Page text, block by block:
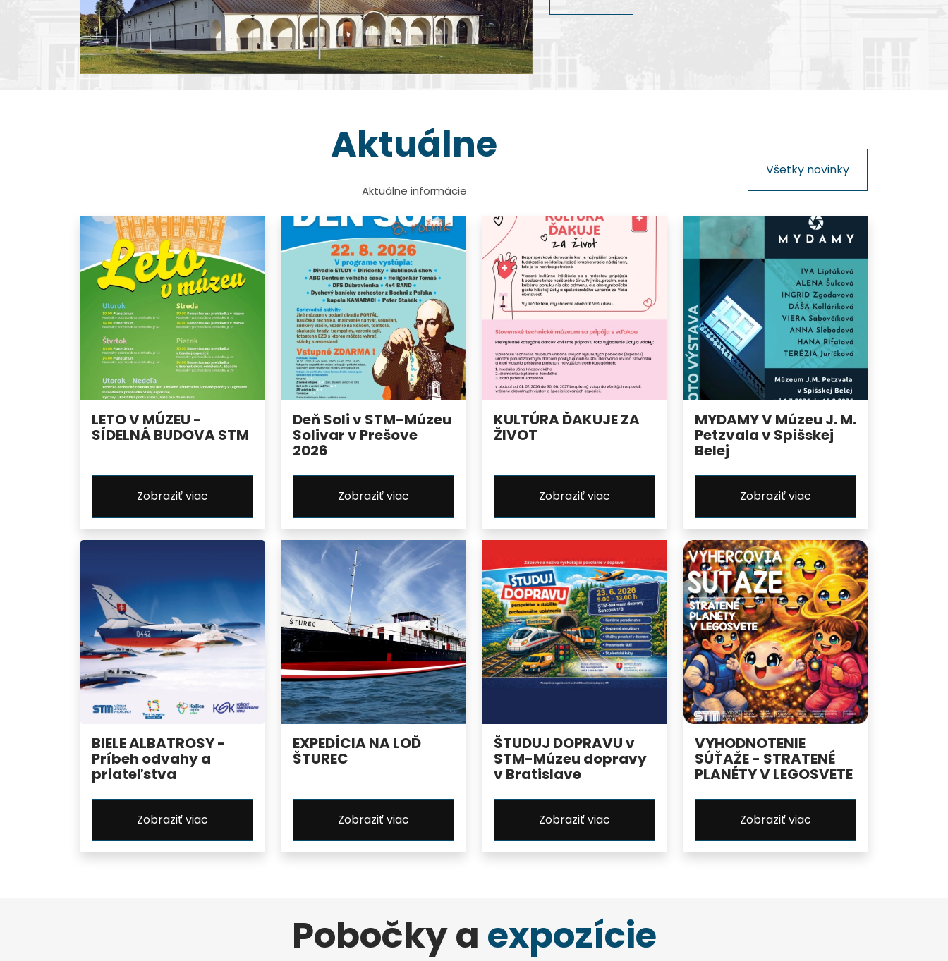
Viac info
Aktuálne
Aktuálne informácie
Všetky novinky
LETO V MÚZEU -
SÍDELNÁ BUDOVA STM
Zobraziť viac
Deň Soli v STM-Múzeu
Solivar v Prešove
2026
Zobraziť viac
KULTÚRA ĎAKUJE ZA
ŽIVOT
Zobraziť viac
MYDAMY V Múzeu J. M.
Petzvala v Spišskej
Belej
Zobraziť viac
BIELE ALBATROSY -
Príbeh odvahy a
priateľstva
Zobraziť viac
EXPEDÍCIA NA LOĎ
ŠTUREC
Zobraziť viac
ŠTUDUJ DOPRAVU v
STM-Múzeu dopravy
v Bratislave
Zobraziť viac
VYHODNOTENIE
SÚŤAŽE - STRATENÉ
PLANÉTY V LEGOSVETE
Zobraziť viac
Pobočky a expozície